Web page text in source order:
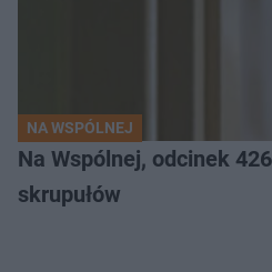
NA WSPÓLNEJ
Na Wspólnej, odcinek
skrupułów